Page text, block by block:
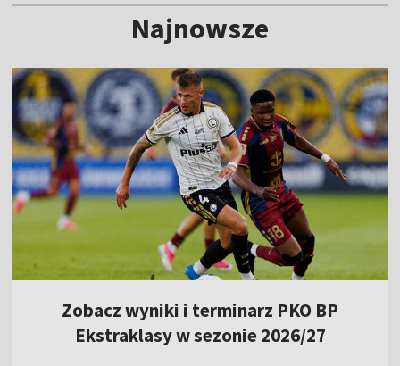
Najnowsze
Zobacz wyniki i terminarz PKO BP
Ekstraklasy w sezonie 2026/27